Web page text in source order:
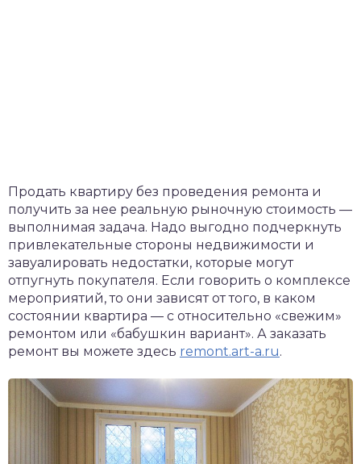
Продать квартиру без проведения ремонта и
получить за нее реальную рыночную стоимость —
выполнимая задача. Надо выгодно подчеркнуть
привлекательные стороны недвижимости и
завуалировать недостатки, которые могут
отпугнуть покупателя. Если говорить о комплексе
мероприятий, то они зависят от того, в каком
состоянии квартира — с относительно «свежим»
ремонтом или «бабушкин вариант». А заказать
ремонт вы можете здесь remont.art-a.ru.